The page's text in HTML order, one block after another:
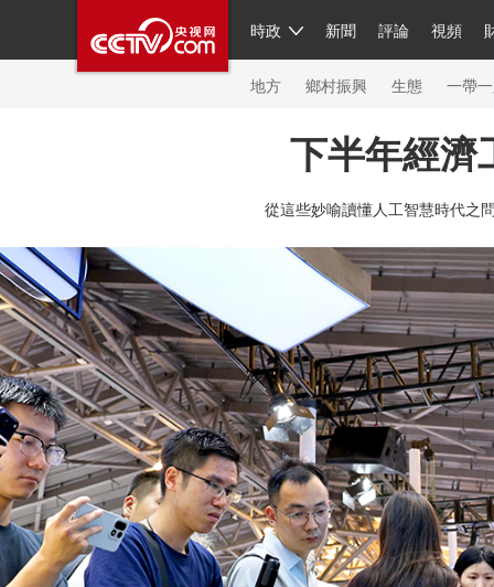
時政 新聞 評論 視頻
人民領袖習近平 聯播+ 中國
直播 片庫 欄目大全 節目單
繁體 海外頻道 iPanda
地方 鄉村振興 生態 一帶
共産黨員網 秧紀錄 紀
新聞 評論 經濟 軍事 科技
人民領袖習近平 熱解讀 天天學習 習
視頻 小央視頻 小央直播 直播中國 熊貓頻
現場 前線 比劃 快看 藍海中國 新兵請入
體育 直播 競猜 2026年世界盃 2026年冬奧
VIP會員 CCTV奧林匹克頻道 生活體育大會
財經 教育 鄉村振興 生態環境 一帶一路
大國智造 大國展會 大國保險 雲頂對話 雲
下半年經濟
從這些妙喻讀懂人工智慧時代之